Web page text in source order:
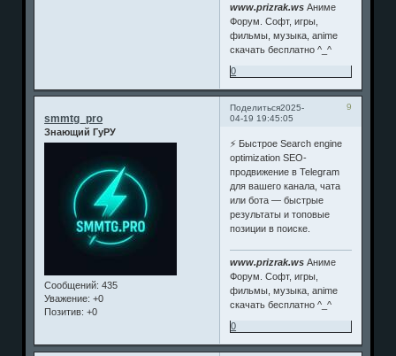
www.prizrak.ws Аниме
Форум. Софт, игры,
фильмы, музыка, anime
скачать бесплатно ^_^
0
Поделиться 9
2025-
04-19 19:45:05
smmtg_pro
Знающий ГуРУ
Сообщений: 435
Уважение: +0
Позитив: +0
⚡️ Быстрое Search engine
optimization SEO-
продвижение в Telegram
для вашего канала, чата
или бота — быстрые
результаты и топовые
позиции в поиске.
www.prizrak.ws Аниме
Форум. Софт, игры,
фильмы, музыка, anime
скачать бесплатно ^_^
0